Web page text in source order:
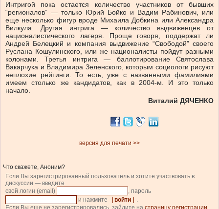
Интригой пока остается количество участников от бывших
“регионалов” — только Юрий Бойко и Вадим Рабинович, или
еще несколько фигур вроде Михаила Добкина или Александра
Вилкула. Другая интрига — количество выдвиженцев от
националистического лагеря. Проще говоря, поддержат ли
Андрей Белецкий и компания выдвижение “Свободой” своего
Руслана Кошулинского, или же националисты пойдут разными
колонами. Третья интрига — баллотирование Святослава
Вакарчука и Владимира Зеленского, которым социологи рисуют
неплохие рейтинги. То есть, уже с названными фамилиями
имеем столько же кандидатов, как в 2004-м. И это только
начало.
Виталий ДЯЧЕНКО
версия для печати >>
Что скажете, Аноним?
Если Вы зарегистрированный пользователь и хотите участвовать в
дискуссии — введите
свой логин (email)
, пароль
и нажмите
| войти |
.